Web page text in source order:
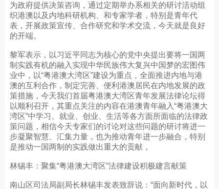
为政府提供决策咨询，通过定期举办系相关的研讨活动组
织港澳以及内地科研机构、和专家学者，特别是青年代
表，开展政策宣传、合作研究和学术交流，今天就是良好
的开端。
黎军表示，以习近平同志为核心的党中央提出要将一国两
制实践有机的融入实现中华民族伟大复兴中国梦的宏图伟
业中，以“粤港澳大湾区”建设为重点，全面推进内地与港
澳的互利合作，制定完善、便利港澳居民在内地发展的政
策措施，今天我们首届粤港澳大湾区青年发展法律论坛得
以顺利召开，其重点关注的内容在港澳青年融入“粤港澳大
湾区”中学习、就业、创业、生活等各方面所面临的法律政
策问题，相信今天专家们的讨论对这些问题的研讨将进一
步凝聚智慧、汇集力量，也为推动青年进一步融合，特别
是推动一国两制的实践做出重大的贡献，
林锡丰：聚集“粤港澳大湾区”法律建设积极建言献策
南山区司法局副局长林锡丰发表致辞说：“面向新时代，以